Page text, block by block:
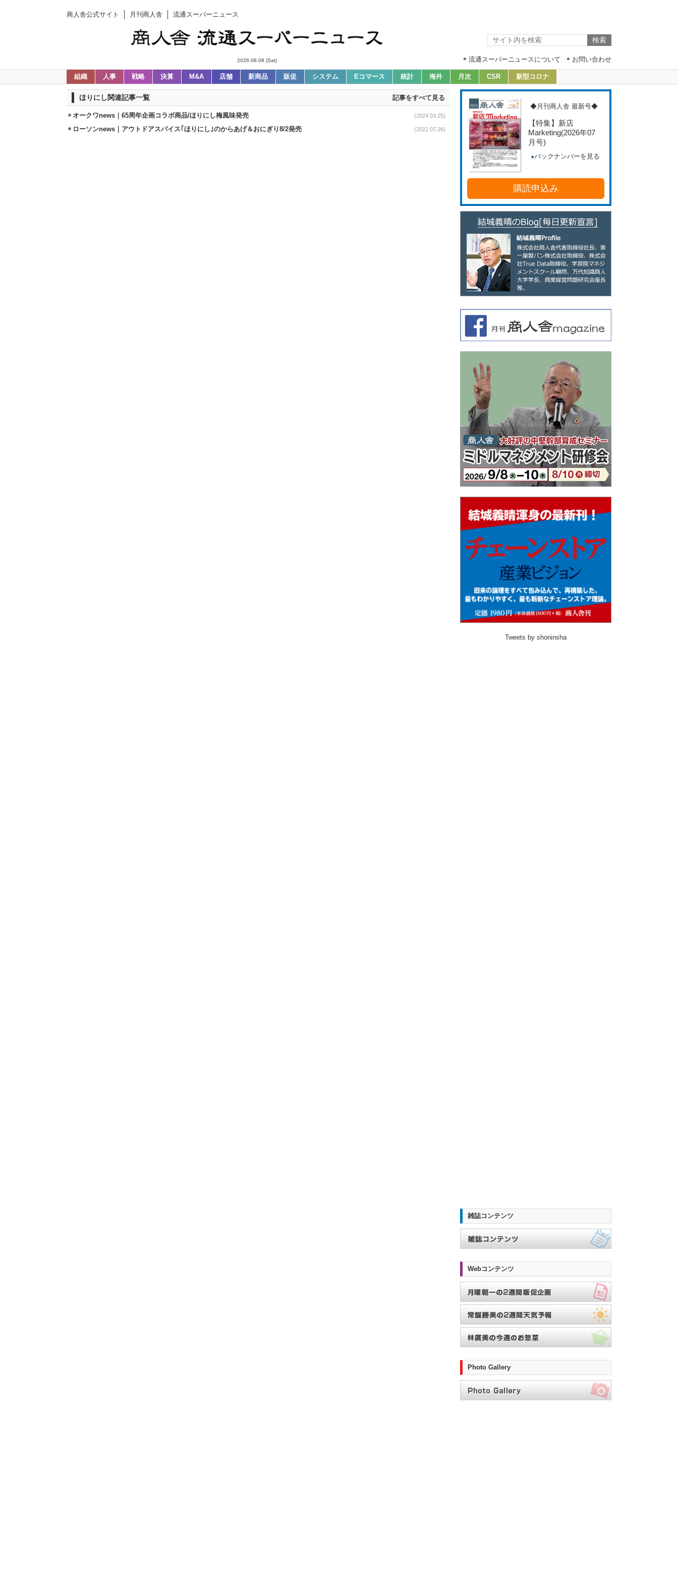
商人舎公式サイト 月刊商人舎 流通スーパーニュース
2026.08.08 (Sat) 流通スーパーニュースについて お問い合わせ
組織 人事 戦略 決算 M&A 店舗 新商品 販促 システム Eコマース 統計 海外 月次 CSR 新型コロナ
ほりにし関連記事一覧 記事をすべて見る
オークワnews｜65周年企画コラボ商品/ほりにし梅風味発売 (2024.03.25)
ローソンnews｜アウトドアスパイス｢ほりにし｣のからあげ＆おにぎり8/2発売 (2022.07.26)
◆月刊商人舎 最新号◆
【特集】新店
Marketing(2026年07
月号)
バックナンバーを見る
購読申込み
Tweets by shoninsha
雑誌コンテンツ
Webコンテンツ
Photo Gallery